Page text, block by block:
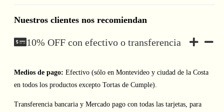
Cacao
Vainilla
Nuestros clientes nos recomiendan
10% OFF con efectivo o transferencia
Medios de pago: Efectivo (sólo en Montevideo y ciudad de la Costa
en todos los productos excepto Tortas de Cumple).
Transferencia bancaria y Mercado pago con todas las tarjetas, para